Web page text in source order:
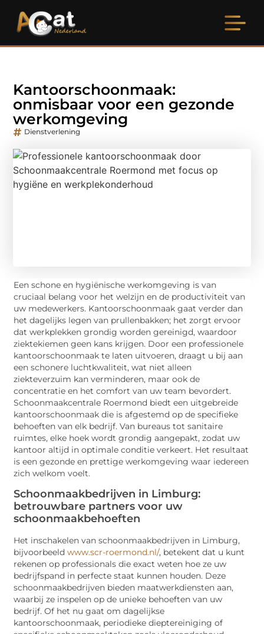
Kantoorschoonmaak:
onmisbaar voor een gezonde
werkomgeving
Dienstverlening
Een schone en hygiënische werkomgeving is van
cruciaal belang voor het welzijn en de productiviteit van
uw medewerkers. Kantoorschoonmaak gaat verder dan
het dagelijks legen van prullenbakken; het zorgt ervoor
dat werkplekken grondig worden gereinigd, waardoor
ziektekiemen geen kans krijgen. Door een professionele
kantoorschoonmaak te laten uitvoeren, draagt u bij aan
een schonere luchtkwaliteit, wat niet alleen
ziekteverzuim kan verminderen, maar ook de
concentratie en het comfort van uw team bevordert.
Schoonmaakcentrale Roermond biedt een uitgebreide
kantoorschoonmaak die is afgestemd op de specifieke
behoeften van elk bedrijf. Van bureaus tot sanitaire
ruimtes, elke hoek wordt grondig aangepakt, zodat uw
kantoor altijd in optimale conditie verkeert. Het resultaat
is een gezonde en prettige werkomgeving waar iedereen
zich welkom voelt.
Schoonmaakbedrijven in Limburg:
betrouwbare partners voor uw
schoonmaakbehoeften
Het inschakelen van schoonmaakbedrijven in Limburg,
bijvoorbeeldwww.scr-roermond.nl/, betekent dat u kunt
rekenen op professionals die exact weten hoe ze uw
bedrijfspand in perfecte staat kunnen houden. Deze
schoonmaakbedrijven bieden maatwerkdiensten aan,
waarbij ze inspelen op de unieke behoeften van uw
bedrijf. Of het nu gaat om dagelijkse
kantoorschoonmaak, periodieke dieptereiniging of